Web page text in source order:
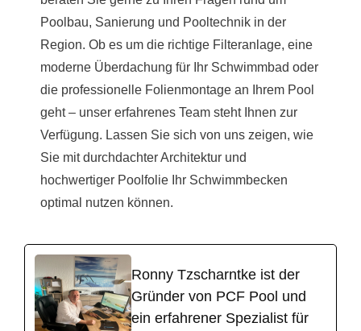
Poolbau, Sanierung und Pooltechnik in der
Region. Ob es um die richtige Filteranlage, eine
moderne Überdachung für Ihr Schwimmbad oder
die professionelle Folienmontage an Ihrem Pool
geht – unser erfahrenes Team steht Ihnen zur
Verfügung. Lassen Sie sich von uns zeigen, wie
Sie mit durchdachter Architektur und
hochwertiger Poolfolie Ihr Schwimmbecken
optimal nutzen können.
Ronny Tzscharntke ist der
Gründer von PCF Pool und
ein erfahrener Spezialist für